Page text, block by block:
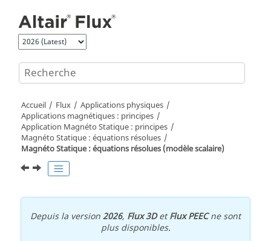
Accueil Flux
Applications physiques
Applications magnétiques : principes
Application Magnéto Statique : principes
Magnéto Statique : équations résolues
Magnéto Statique : équations résolues (modèle scalaire)
Depuis la version2026, Flux 3DetFlux PEECne sont
plus disponibles.